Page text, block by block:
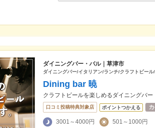
ダイニングバー・バル｜草津市
ダイニングバー/イタリアン/ランチ/クラフトビー
Dining bar 暁
クラフトビールを楽しめるダイニングバー
口コミ投稿特典対象店 ポイントつかえる
3001～4000円
501～1000円